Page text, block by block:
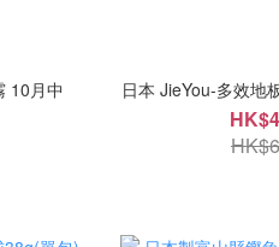
10月中 日本 JieYou-多效地